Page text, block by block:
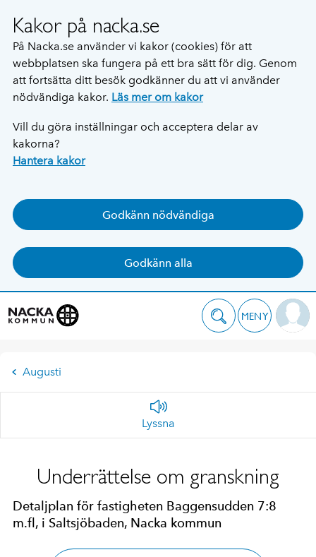
Kakor på nacka.se
På Nacka.se använder vi kakor (cookies) för att
webbplatsen ska fungera på ett bra sätt för dig. Genom
att fortsätta ditt besök godkänner du att vi använder
nödvändiga kakor. Läs mer om kakor
Vill du göra inställningar och acceptera delar av
kakorna?
Hantera kakor
Godkänn nödvändiga
Godkänn alla
MENY
Augusti
Lyssna
Underrättelse om granskning
Detaljplan för fastigheten Baggensudden 7:8
m.fl, i Saltsjöbaden, Nacka kommun